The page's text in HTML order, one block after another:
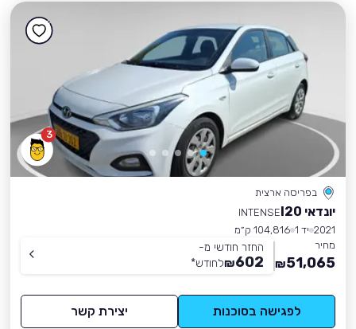
3
בפריסה ארצית
יונדאי I20
INTENSE
2021 יד 1
104,816 ק״מ
מחיר
51,065
₪
החזר חודשי מ-
602
₪לחודש*
לפגישה בסוכנות יצירת קשר